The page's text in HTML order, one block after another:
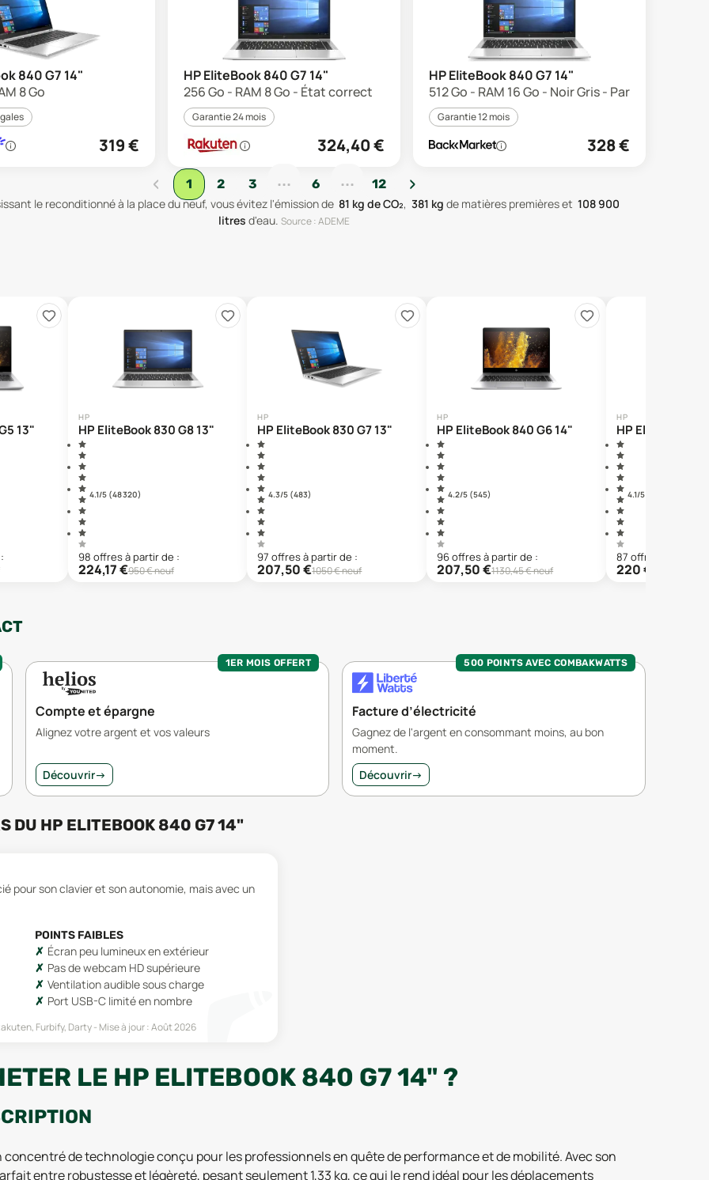
840 G7 14"
8 Go
319€
HP EliteBook 840 G7 14"
256 Go - RAM 8 Go - État correct
Garantie 24 mois
324,40€
HP EliteBook 840 G7 14"
512 Go - RAM 16 Go - Noir Gris - Parfait état
Garantie 12 mois
328€
‹ 1 2 3 ... 6 ... 12 ›
le reconditionné à la place du neuf, vous évitez l'émission de 81 kg de CO₂, 381 kg de matières premièreset 108 900
litres d'eau. Source : ADEME
13"
HP
HP EliteBook 830 G8 13"
4.1/5 (48 320)
98 offresà partir de :
224,17€950€ neuf
HP
HP EliteBook 830 G7 13"
4.3/5 (483)
97 offresà partir de :
207,50€1050€ neuf
HP
HP EliteBook 840 G6 14"
4.2/5 (545)
96offresà partir de :
207,50€1130,45€ neuf
HP
HP EliteBook
4.1/5 (
87 offre
220€
1ER MOIS OFFERT
Compte et épargne
Alignez votre argent et vos valeurs
Découvrir→
500 POINTS AVEC COMBAKWATTS
Facture d’électricité
Gagnez de l'argent en consommant moins, au bon
moment.
Découvrir→
DU HP ELITEBOOK 840 G7 14"
pour son clavier et son autonomie, mais avec un
POINTS FAIBLES
Écran peu lumineux en extérieur
Pas de webcam HD supérieure
Ventilation audible sous charge
Port USB-C limité en nombre
Furbify, Darty Mise à jour :Août 2026
LE HP ELITEBOOK 840 G7 14" ?
concentré de technologie conçu pour les professionnels en quête de performance et de mobilité. Avec son
entre robustesse et légèreté, pesant seulement 1,33 kg, ce qui le rend idéal pour les déplacements